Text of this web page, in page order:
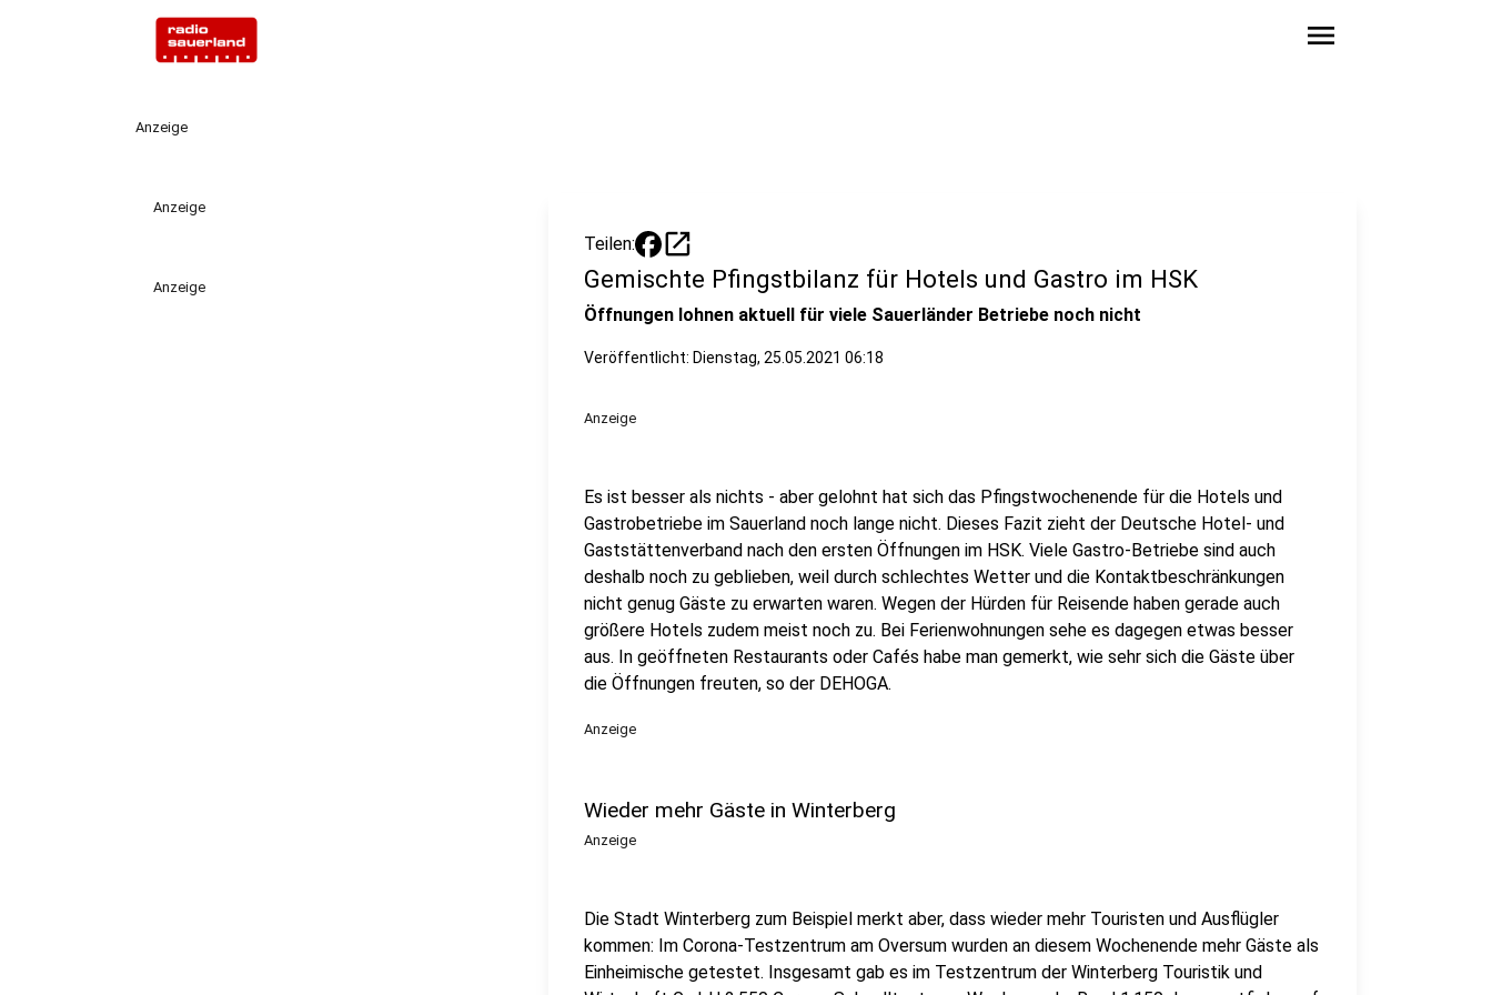
menu
Anzeige
Anzeige
Anzeige
Teilen: open_in_new
Gemischte Pfingstbilanz für Hotels und Gastro im HSK
Öffnungen lohnen aktuell für viele Sauerländer Betriebe noch nicht
Veröffentlicht: Dienstag, 25.05.2021 06:18
Anzeige
Es ist besser als nichts - aber gelohnt hat sich das Pfingstwochenende für die Hotels und
Gastrobetriebe im Sauerland noch lange nicht. Dieses Fazit zieht der Deutsche Hotel- und
Gaststättenverband nach den ersten Öffnungen im HSK. Viele Gastro-Betriebe sind auch
deshalb noch zu geblieben, weil durch schlechtes Wetter und die Kontaktbeschränkungen
nicht genug Gäste zu erwarten waren. Wegen der Hürden für Reisende haben gerade auch
größere Hotels zudem meist noch zu. Bei Ferienwohnungen sehe es dagegen etwas besser
aus. In geöffneten Restaurants oder Cafés habe man gemerkt, wie sehr sich die Gäste über
die Öffnungen freuten, so der DEHOGA.
Anzeige
Wieder mehr Gäste in Winterberg
Anzeige
Die Stadt Winterberg zum Beispiel merkt aber, dass wieder mehr Touristen und Ausflügler
kommen: Im Corona-Testzentrum am Oversum wurden an diesem Wochenende mehr Gäste als
Einheimische getestet. Insgesamt gab es im Testzentrum der Winterberg Touristik und